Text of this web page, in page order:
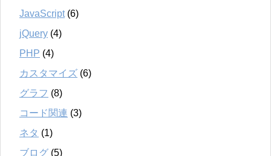
JavaScript(6)
jQuery (4)
PHP (4)
カスタマイズ (6)
グラフ (8)
コード関連 (3)
ネタ (1)
ブログ (5)